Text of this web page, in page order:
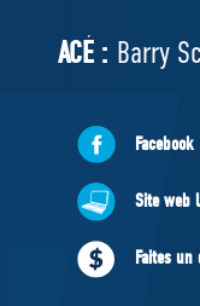
ACÉ
À
Documents
MÉDIAS
ACÉ : Barry
Facebook
Site web
Faites un